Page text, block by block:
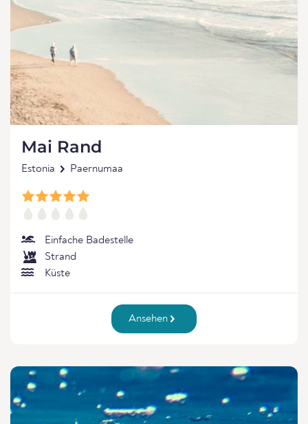
Mai Rand
Estonia Paernumaa
Einfache Badestelle
Strand
Küste
Ansehen